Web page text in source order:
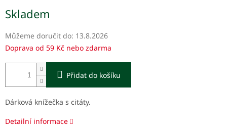
cena:
Skladem
Můžeme doručit do: 13.8.2026
Doprava od 59 Kč nebo zdarma
Přidat do košíku
Dárková knížečka s citáty.
Detailní informace